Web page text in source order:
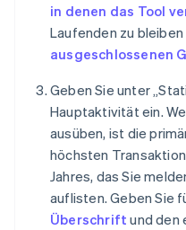
in denen das Tool
Laufenden zu
ausgeschlossenen
Geben Sie unter
Hauptaktivität ein.
ausüben, ist die
höchsten
Jahres, das Sie
auflisten. Geben Sie
Überschrift und den